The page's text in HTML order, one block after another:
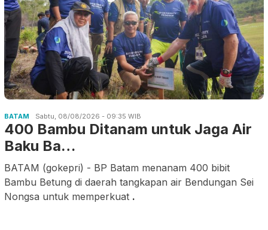
BATAM Sabtu, 08/08/2026 - 09:35 WIB
400 Bambu Ditanam untuk Jaga Air
Baku Ba…
BATAM (gokepri) - BP Batam menanam 400 bibit
Bambu Betung di daerah tangkapan air Bendungan Sei
Nongsa untuk memperkuat .